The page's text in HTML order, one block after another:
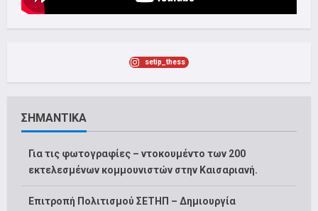
setip_thess
ΣΗΜΑΝΤΙΚΑ
Για τις φωτογραφίες – ντοκουμέντο των 200
εκτελεσμένων κομμουνιστών στην Καισαριανή.
Επιτροπή Πολιτισμού ΣΕΤΗΠ – Δημιουργία